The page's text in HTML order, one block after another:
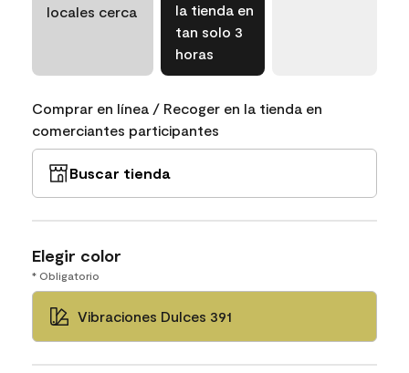
locales cerca
la tienda en
tan solo 3
horas
Comprar en línea / Recoger en la tienda en
comerciantes participantes
Buscar tienda
Elegir color
* Obligatorio
Vibraciones Dulces 391